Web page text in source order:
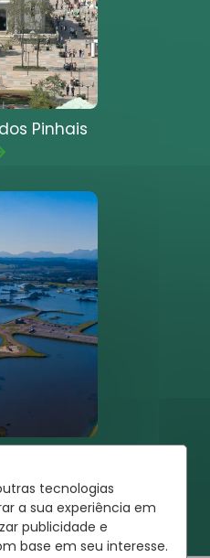
tecnologias
a sua experiência em
publicidade e
base em seu interesse.
Pinhais